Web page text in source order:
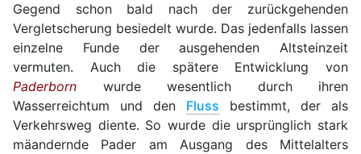
Gegend schon bald nach der zurückgehenden
Vergletscherung besiedelt wurde. Das jedenfalls lassen
einzelne Funde der ausgehenden Altsteinzeit
vermuten. Auch die spätere Entwicklung von
Paderborn wurde wesentlich durch ihren
Wasserreichtum und den Fluss bestimmt, der als
Verkehrsweg diente. So wurde die ursprünglich stark
mäandernde Pader am Ausgang des Mittelalters